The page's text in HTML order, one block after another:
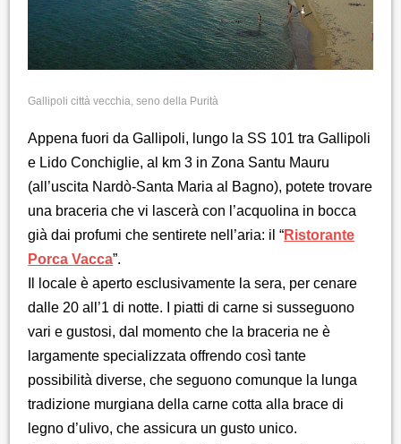
Gallipoli città vecchia, seno della Purità
Appena fuori da Gallipoli, lungo la SS 101 tra Gallipoli
e Lido Conchiglie, al km 3 in Zona Santu Mauru
(all’uscita Nardò-Santa Maria al Bagno), potete trovare
una braceria che vi lascerà con l’acquolina in bocca
già dai profumi che sentirete nell’aria: il “Ristorante
Porca Vacca”.
Il locale è aperto esclusivamente la sera, per cenare
dalle 20 all’1 di notte. I piatti di carne si susseguono
vari e gustosi, dal momento che la braceria ne è
largamente specializzata offrendo così tante
possibilità diverse, che seguono comunque la lunga
tradizione murgiana della carne cotta alla brace di
legno d’ulivo, che assicura un gusto unico.